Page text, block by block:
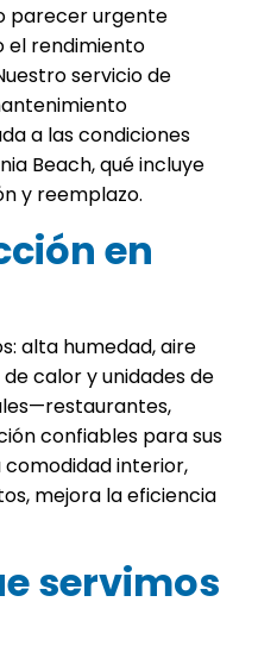
parecer urgente
el rendimiento
servicio de
a las condiciones
Beach, qué incluye
y reemplazo.
en
alta humedad, aire
calor y unidades de
confiables para sus
interior,
mejora la eficiencia
servimos